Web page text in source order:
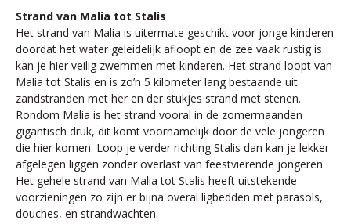
Strand van Malia tot Stalis
Het strand van Malia is uitermate geschikt voor jonge kinderen
doordat het water geleidelijk afloopt en de zee vaak rustig is
kan je hier veilig zwemmen met kinderen. Het strand loopt van
Malia tot Stalis en is zo’n 5 kilometer lang bestaande uit
zandstranden met her en der stukjes strand met stenen.
Rondom Malia is het strand vooral in de zomermaanden
gigantisch druk, dit komt voornamelijk door de vele jongeren
die hier komen. Loop je verder richting Stalis dan kan je lekker
afgelegen liggen zonder overlast van feestvierende jongeren.
Het gehele strand van Malia tot Stalis heeft uitstekende
voorzieningen zo zijn er bijna overal ligbedden met parasols,
douches, en strandwachten.